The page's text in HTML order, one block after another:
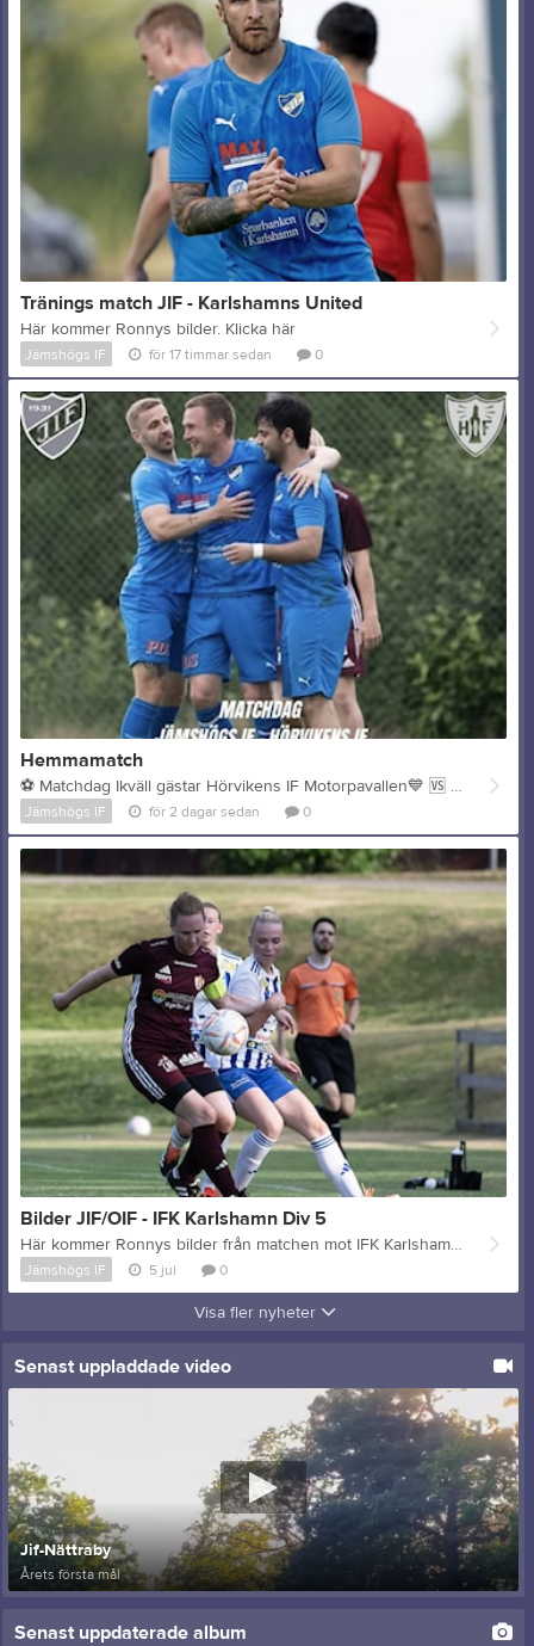
Tränings match JIF - Karlshamns United
Här kommer Ronnys bilder. Klicka här
Jämshögs IF för 17 timmar sedan 0
Hemmamatch
⚽️ Matchdag Ikväll gästar Hörvikens IF Motorpavallen💙 🆚 Hörvikens IF 🏟️ Motorpavallen 🗓️ Onsdag 5 Augusti 🕖 19:00
Jämshögs IF för 2 dagar sedan 0
Bilder JIF/OIF - IFK Karlshamn Div 5
Här kommer Ronnys bilder från matchen mot IFK Karlshamn div 5. Klicka här.
Jämshögs IF 5 jul 0
Visa fler nyheter
Senast uppladdade video
Jif-Nättraby
Årets första mål
Senast uppdaterade album